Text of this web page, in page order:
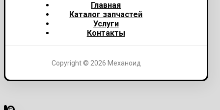
Главная
Каталог запчастей
Услуги
Контакты
Copyright © 2026 Механоид